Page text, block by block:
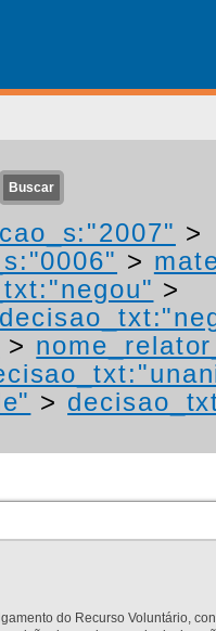
>
>
>
>
>
do Recurso Voluntário,